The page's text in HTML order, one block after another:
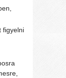
figyelni